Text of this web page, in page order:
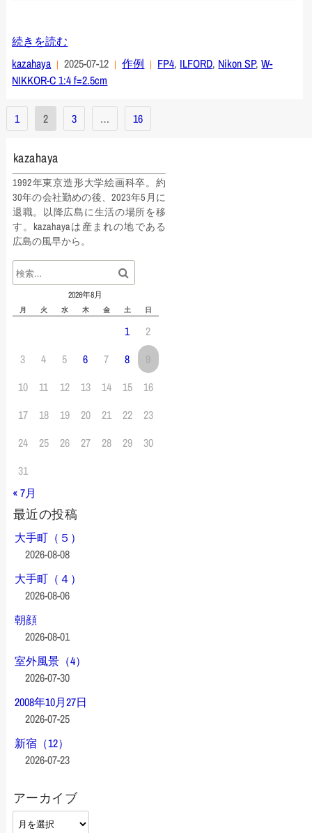
続きを読む
kazahaya
2025-07-12 作例 FP4, ILFORD, Nikon SP,W-
NIKKOR-C 1:4 f=2.5cm
投
稿
の
ペ
ー
ジ
送
り
1 2 3 … 16
kazahaya
1992年東京造形大学絵画科卒。約
30年の会社勤めの後、2023年5月に
退職。以降広島に生活の場所を移
す。kazahayaは産まれの地である
広島の風早から。
2026年8月
月 火 水 木 金 土 日
1
2
3
4 5 6 7 8
9
10
11 12 13 14 15
16
17
18 19 20 21 22
23
24
25 26 27 28 29
30
31
« 7月
最近の投稿
大手町（５）
2026-08-08
大手町（４）
2026-08-06
朝顔
2026-08-01
室外風景（4）
2026-07-30
2008年10月27日
2026-07-25
新宿（12）
2026-07-23
アーカイブ
ア